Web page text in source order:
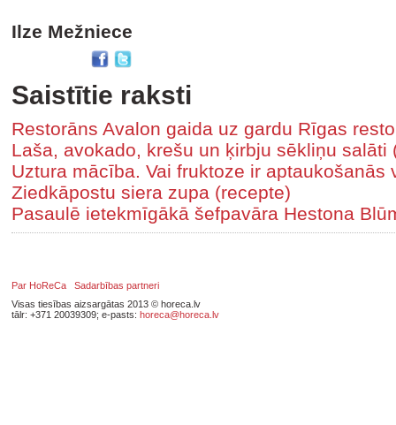
Ilze Mežniece
Saistītie raksti
Restorāns Avalon gaida uz gardu Rīgas
Laša, avokado, krešu un ķirbju sēkliņu salāti
Uztura mācība. Vai fruktoze ir aptaukošanās
Ziedkāpostu siera zupa (recepte)
Pasaulē ietekmīgākā šefpavāra Hestona
Par HoReCa
Sadarbības partneri
Visas tiesības aizsargātas 2013 © horeca.lv
tālr: +371 20039309; e-pasts: horeca@horeca.lv